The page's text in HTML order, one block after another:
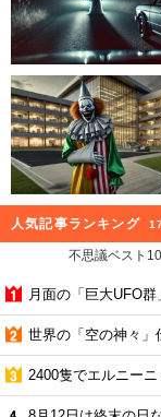
人気記事ランキング
不思議ベスト10
月面の「巨大UFO
世界の「空の神々」
2400隻でエルニー